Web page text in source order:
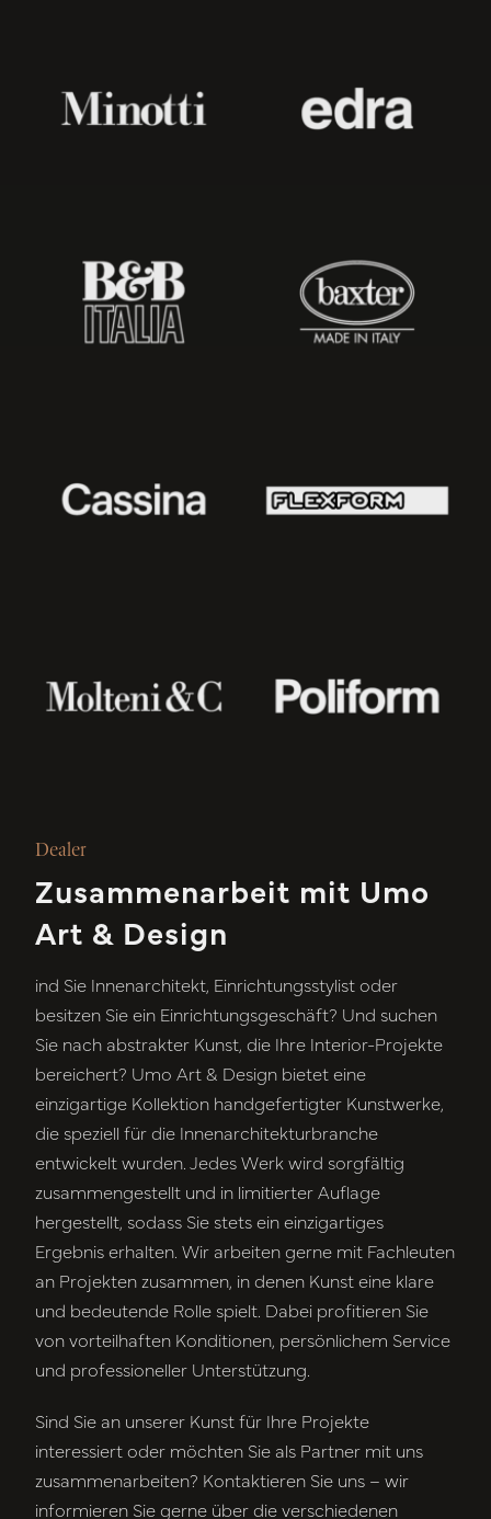
Dealer
Zusammenarbeit mit Umo
Art & Design
ind Sie Innenarchitekt, Einrichtungsstylist oder
besitzen Sie ein Einrichtungsgeschäft? Und suchen
Sie nach abstrakter Kunst, die Ihre Interior-Projekte
bereichert? Umo Art & Design bietet eine
einzigartige Kollektion handgefertigter Kunstwerke,
die speziell für die Innenarchitekturbranche
entwickelt wurden. Jedes Werk wird sorgfältig
zusammengestellt und in limitierter Auflage
hergestellt, sodass Sie stets ein einzigartiges
Ergebnis erhalten. Wir arbeiten gerne mit Fachleuten
an Projekten zusammen, in denen Kunst eine klare
und bedeutende Rolle spielt. Dabei profitieren Sie
von vorteilhaften Konditionen, persönlichem Service
und professioneller Unterstützung.
Sind Sie an unserer Kunst für Ihre Projekte
interessiert oder möchten Sie als Partner mit uns
zusammenarbeiten? Kontaktieren Sie uns – wir
informieren Sie gerne über die verschiedenen